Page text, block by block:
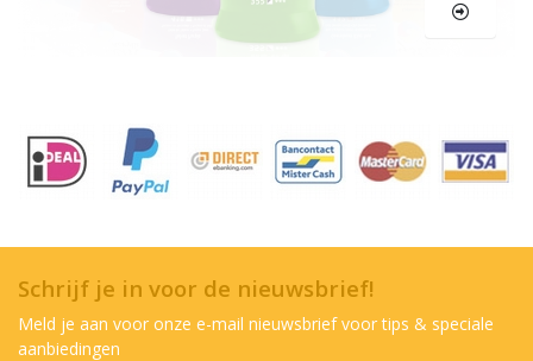
Schrijf je in voor de nieuwsbrief!
Meld je aan voor onze e-mail nieuwsbrief voor tips & speciale
aanbiedingen